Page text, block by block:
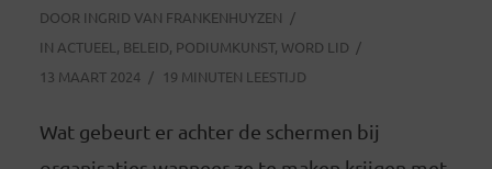
DOOR INGRID VAN FRANKENHUYZEN
IN ACTUEEL , BELEID, PODIUMKUNST, WORD LID
13 MAART 2024
19 MINUTEN LEESTIJD
Wat gebeurt er achter de schermen bij